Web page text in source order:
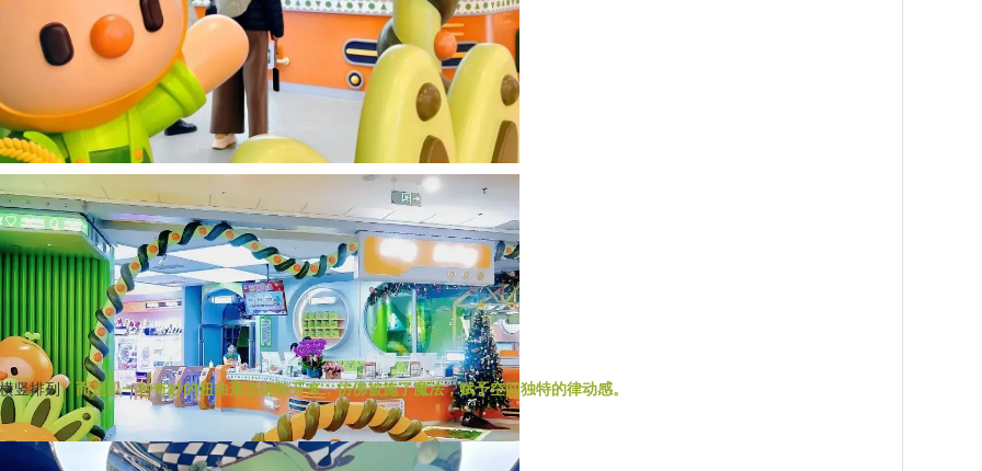
竖排列， 而是以一种奇妙的扭曲形态铺陈开来，仿佛被施了魔法，赋予空间独特的律动感。